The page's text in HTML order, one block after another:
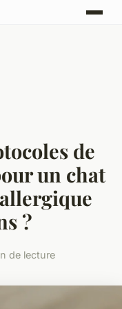
de
un chat
?
de lecture